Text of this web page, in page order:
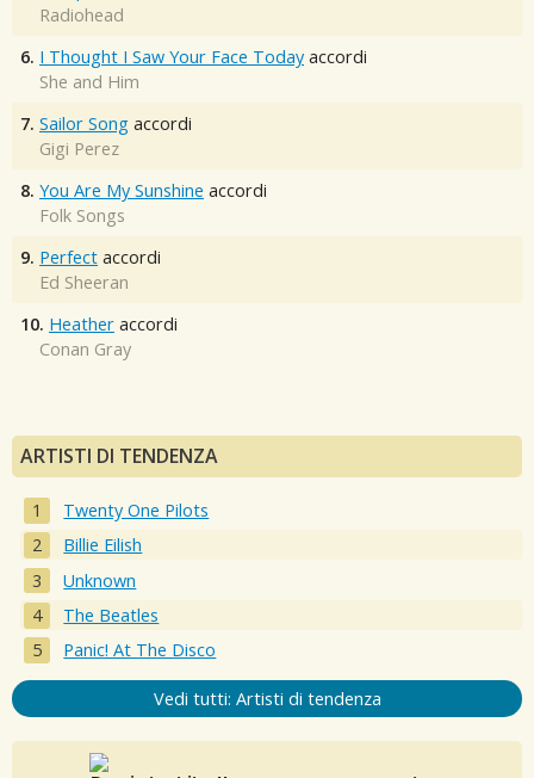
Radiohead
6. I Thought I Saw Your Face Today accordi
She and Him
7. Sailor Song accordi
Gigi Perez
8. You Are My Sunshine accordi
Folk Songs
9. Perfect accordi
Ed Sheeran
10. Heather accordi
Conan Gray
ARTISTI DI TENDENZA
Twenty One Pilots
Billie Eilish
Unknown
The Beatles
Panic! At The Disco
Vedi tutti: Artisti di tendenza